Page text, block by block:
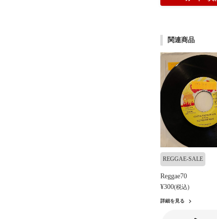
関連商品
REGGAE-SALE
Reggae70
¥300(税込)
詳細を見る